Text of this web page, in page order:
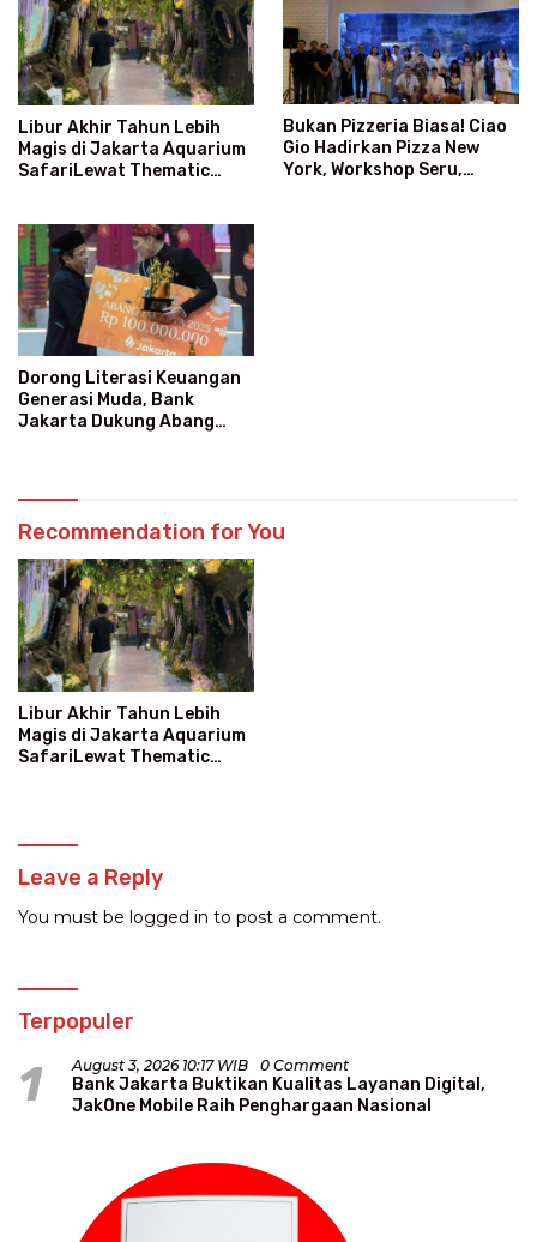
Libur Akhir Tahun Lebih
Magis di Jakarta Aquarium
SafariLewat Thematic
Bukan Pizzeria Biasa! Ciao
Gio Hadirkan Pizza New
York, Workshop Seru,
Dorong Literasi Keuangan
Generasi Muda, Bank
Jakarta Dukung Abang
Recommendation for You
Libur Akhir Tahun Lebih
Magis di Jakarta Aquarium
SafariLewat Thematic
Leave a Reply
You must be logged in to post a comment.
Terpopuler
1 August 3, 2026 10:17 WIB 0 Comment
Bank Jakarta Buktikan Kualitas Layanan Digital,
JakOne Mobile Raih Penghargaan Nasional